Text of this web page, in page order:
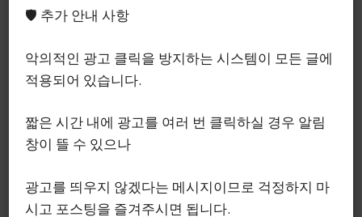
아오오니 가챠 인형 실물은…
뽑기 전엔 절대 몰르는 선택
기준
🛡️ 추가 안내 사항
악의적인 광고 클릭을 방지하는 시스템이 모든 글에
적용되어 있습니다.
짧은 시간 내에 광고를 여러 번 클릭하실 경우 알림
창이 뜰 수 있으나
광고를 띄우지 않겠다는 메시지이므로 걱정하지 마
시고 포스팅을 즐겨주시면 됩니다.